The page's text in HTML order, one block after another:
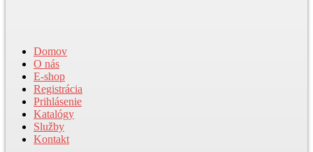
Domov
O nás
E-shop
Registrácia
Prihlásenie
Katalógy
Služby
Kontakt